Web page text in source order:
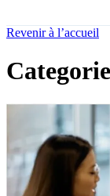
Revenir à l’accueil